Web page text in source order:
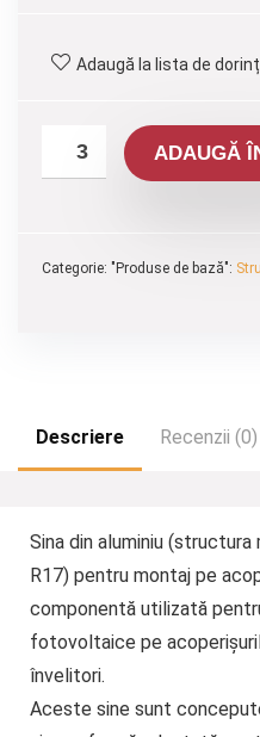
fost:
79.00
Adaugă la lista de
ADAUGĂ
Categorie: "Produse de bază":
Descriere Recenzii (0)
Sina din aluminiu
R17) pentru montaj pe
componentă utilizată
fotovoltaice pe
învelitori.
Aceste sine sunt